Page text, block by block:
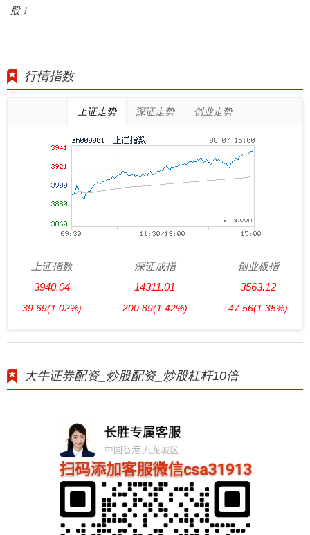
股！
行情指数
上证走势 深证走势 创业走势
上证指数
3940.04
39.69(1.02%)
深证成指
14311.01
200.89(1.42%)
创业板指
3563.12
47.56(1.35%)
大牛证券配资_炒股配资_炒股杠杆10倍